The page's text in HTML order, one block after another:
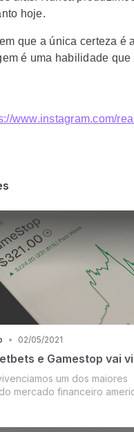
hoje.
que a única certeza é
é uma habilidade que
www.instagram.com/
• 02/05/2021
e Gamestop vai
um dos maiores
mercado financeiro